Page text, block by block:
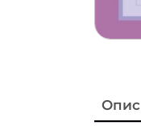
Опис